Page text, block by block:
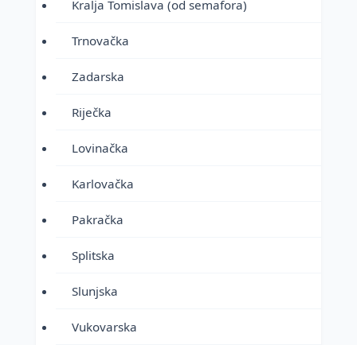
Kralja Tomislava (od semafora)
Trnovačka
Zadarska
Riječka
Lovinačka
Karlovačka
Pakračka
Splitska
Slunjska
Vukovarska